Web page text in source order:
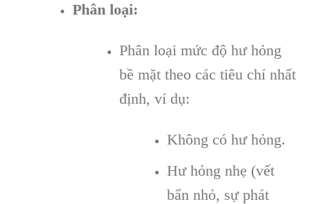
Phân loại:
Phân loại mức độ hư hỏng
bề mặt theo các tiêu chí nhất
định, ví dụ:
Không có hư hỏng.
Hư hỏng nhẹ (vết
bẩn nhỏ, sự phát